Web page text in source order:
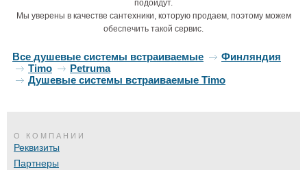
подойдут.
Мы уверены в качестве сантехники, которую продаем, поэтому можем
обеспечить такой сервис.
Все душевые системы встраиваемые
Финляндия
Timo
Petruma
Душевые системы встраиваемые Timo
О КОМПАНИИ
Реквизиты
Партнеры